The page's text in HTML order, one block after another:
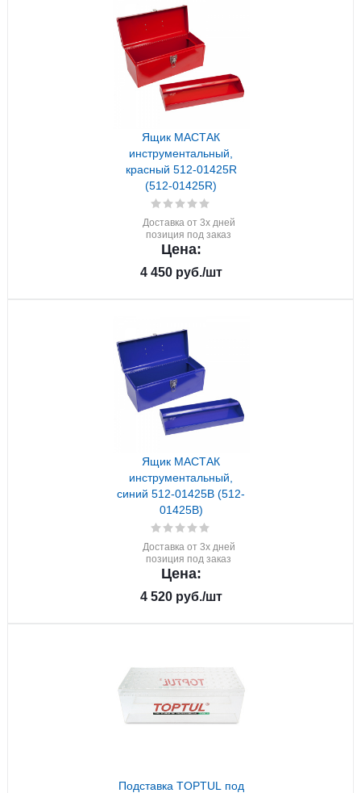
Ящик МАСТАК
инструментальный,
красный 512-01425R
(512-01425R)
Доставка от 3х дней
позиция под заказ
Цена:
4 450руб./шт
Ящик МАСТАК
инструментальный,
синий 512-01425B (512-
01425B)
Доставка от 3х дней
позиция под заказ
Цена:
4 520руб./шт
Подставка TOPTUL под